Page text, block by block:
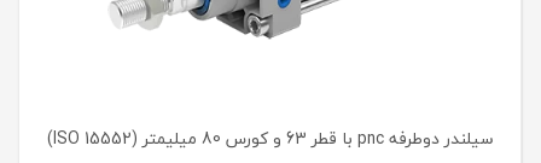
سیلندر دوطرفه pnc با قطر 63 و کورس 80 میلیمتر (ISO 15552)